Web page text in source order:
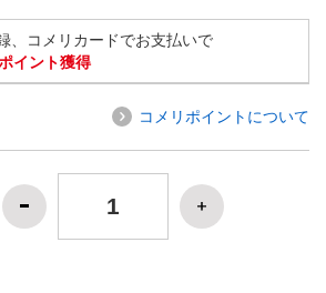
、コメリカードでお支払いで
イント獲得
コメリポイントについて